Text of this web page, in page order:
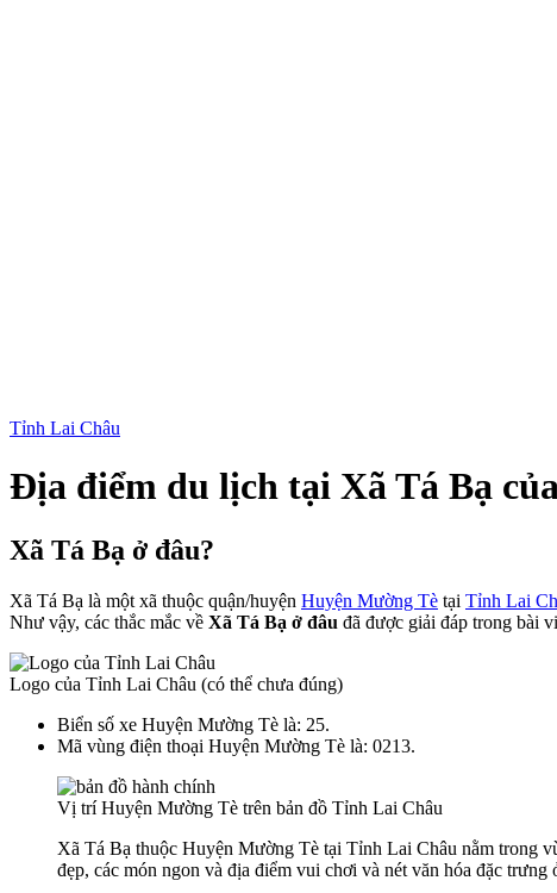
Tỉnh Lai Châu
Địa điểm du lịch tại Xã Tá Bạ
Xã Tá Bạ ở đâu?
Xã Tá Bạ là một xã thuộc quận/huyện Huyện Mường Tè tại Tỉnh Lai
Như vậy, các thắc mắc về Xã Tá Bạ ở đâu đã được giải đáp trong bài
Logo của Tỉnh Lai Châu (có thể chưa đúng)
Biển số xe Huyện Mường Tè là: 25.
Mã vùng điện thoại Huyện Mường Tè là: 0213.
Vị trí Huyện Mường Tè trên bản đồ Tỉnh Lai Châu
Xã Tá Bạ thuộc Huyện Mường Tè tại Tỉnh Lai Châu nằm trong
đẹp, các món ngon và địa điểm vui chơi và nét văn hóa đặc trưng